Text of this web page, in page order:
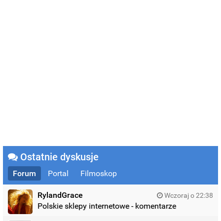
Ostatnie dyskusje
Forum Portal Filmoskop
RylandGrace Wczoraj o 22:38
Polskie sklepy internetowe - komentarze